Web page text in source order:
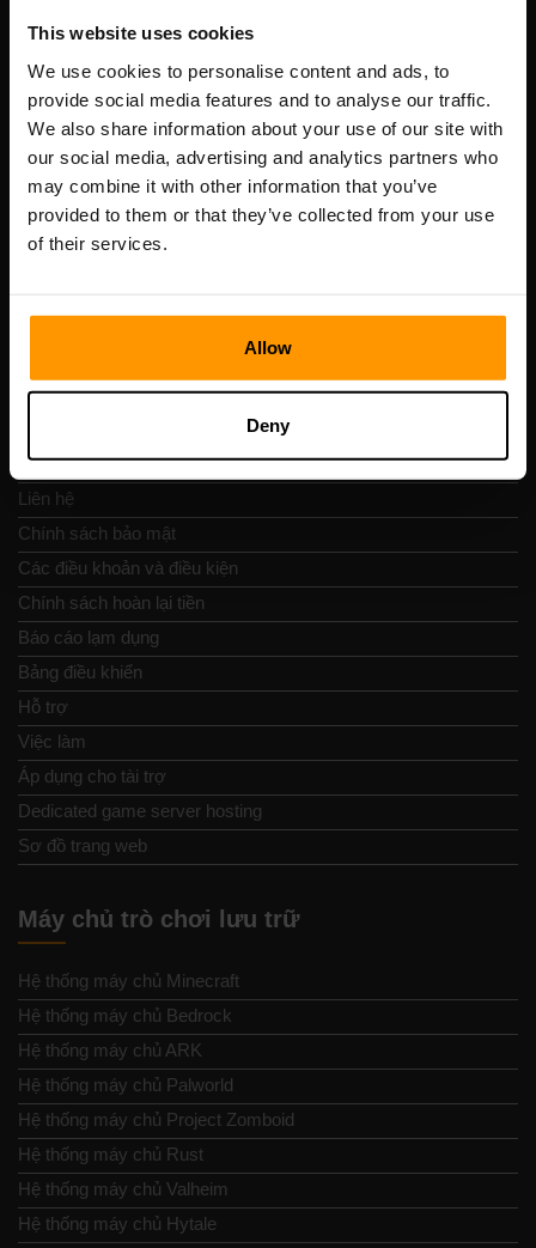
This website uses cookies
We use cookies to personalise content and ads, to
provide social media features and to analyse our traffic.
We also share information about your use of our site with
our social media, advertising and analytics partners who
may combine it with other information that you’ve
provided to them or that they’ve collected from your use
of their services.
Allow
Deny
Công ty chúng tôi
Scalable Hosting Solutions OÜ
Số VAT: EE102133820
Địa chỉ: Harju maakond, Tallinn, Kesklinna linnaosa,
Vesivärava tn 50-201, 10152
Nav nhanh chóng
Đánh giá
Liên hệ
Chính sách bảo mật
Các điều khoản và điều kiện
Chính sách hoàn lại tiền
Báo cáo lạm dụng
Bảng điều khiển
Hỗ trợ
Việc làm
Áp dụng cho tài trợ
Dedicated game server hosting
Sơ đồ trang web
Máy chủ trò chơi lưu trữ
Hệ thống máy chủ Minecraft
Hệ thống máy chủ Bedrock
Hệ thống máy chủ ARK
Hệ thống máy chủ Palworld
Hệ thống máy chủ Project Zomboid
Hệ thống máy chủ Rust
Hệ thống máy chủ Valheim
Hệ thống máy chủ Hytale